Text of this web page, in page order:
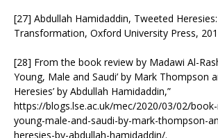
[27] Abdullah Hamidaddin, Tweeted
Transformation, Oxford University Press,
[28] From the book review by Madawi Al-
Young, Male and Saudi’ by Mark Thompson
Heresies’ by Abdullah Hamidaddin,”
https://blogs.lse.ac.uk/mec/2020/03/02/
young-male-and-saudi-by-mark-thompson-
heresies-by-abdullah-hamidaddin/.